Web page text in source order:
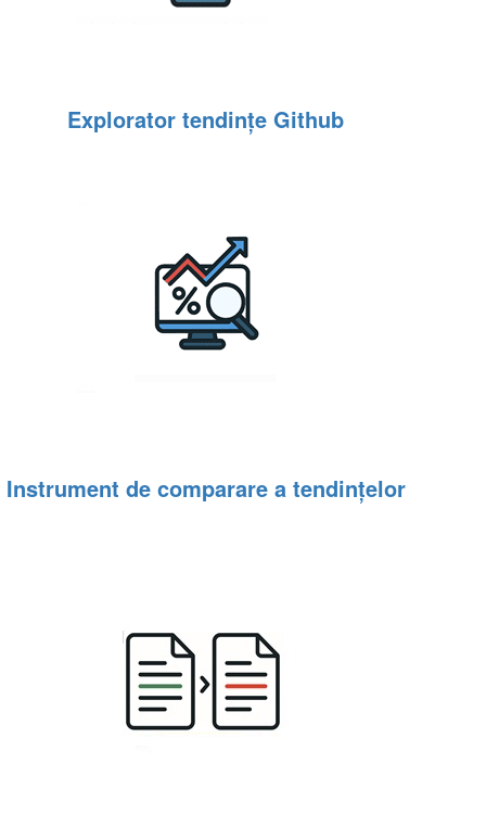
Explorator tendințe Github
Instrument de comparare a tendințelor